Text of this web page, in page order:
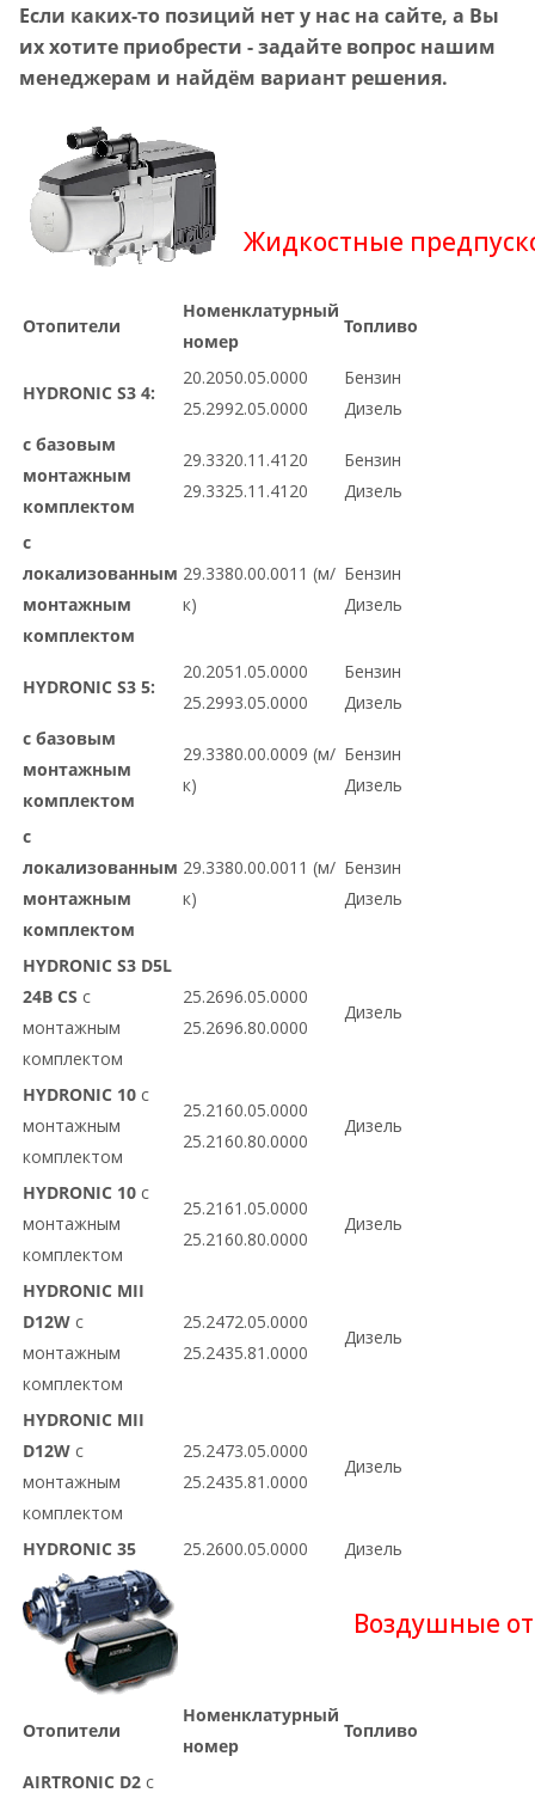
Если каких-то позиций нет у нас на сайте, а Вы
их хотите приобрести - задайте вопрос нашим
менеджерам и найдём вариант решения.
Жидкостные
Отопители
Номенклатурный
номер
Топливо
HYDRONIC S3 4:
20.2050.05.0000
25.2992.05.0000
Бензин
Дизель
с базовым
монтажным
комплектом
29.3320.11.4120
29.3325.11.4120
Бензин
Дизель
с
локализованным
монтажным
комплектом
29.3380.00.0011 (м/
к)
Бензин
Дизель
HYDRONIC S3 5:
20.2051.05.0000
25.2993.05.0000
Бензин
Дизель
с базовым
монтажным
комплектом
29.3380.00.0009 (м/
к)
Бензин
Дизель
с
локализованным
монтажным
комплектом
29.3380.00.0011 (м/
к)
Бензин
Дизель
HYDRONIC S3 D5L
24В CS с
монтажным
комплектом
25.2696.05.0000
25.2696.80.0000
Дизель
HYDRONIC 10 с
монтажным
комплектом
25.2160.05.0000
25.2160.80.0000
Дизель
HYDRONIC 10 с
монтажным
комплектом
25.2161.05.0000
25.2160.80.0000
Дизель
HYDRONIC MII
D12W с
монтажным
комплектом
25.2472.05.0000
25.2435.81.0000
Дизель
HYDRONIC MII
D12W с
монтажным
комплектом
25.2473.05.0000
25.2435.81.0000
Дизель
HYDRONIC 35 25.2600.05.0000 Дизель
Воздушные
Отопители
Номенклатурный
номер
Топливо
AIRTRONIC D2 с